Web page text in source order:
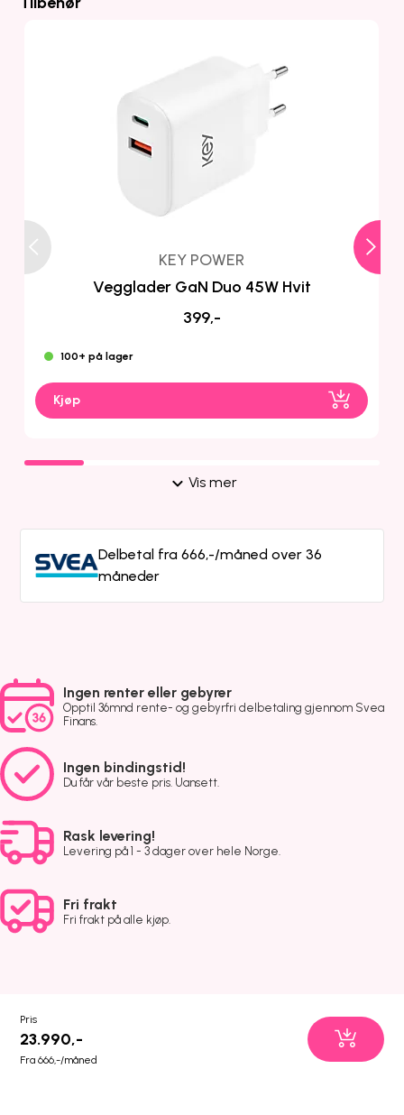
KEY POWER
Vegglader GaN Duo 45W Hvit
399,-
100+ på lager
Kjøp
Vis mer
Delbetal fra 666,-/måned over 36
måneder
Ingen renter eller gebyrer
Opptil 36mnd rente- og gebyrfri delbetaling gjennom Svea
Finans.
Ingen bindingstid!
Du får vår beste pris. Uansett.
Rask levering!
Levering på 1 - 3 dager over hele Norge.
Fri frakt
Fri frakt på alle kjøp.
Pris
23.990,-
Fra 666,-/måned